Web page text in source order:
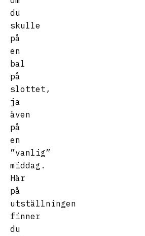
du
skulle
på
en
bal
på
slottet,
ja
även
på
en
”vanlig”
middag.
Här
på
utställningen
finner
du